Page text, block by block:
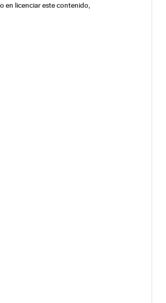
en licenciar este contenido,